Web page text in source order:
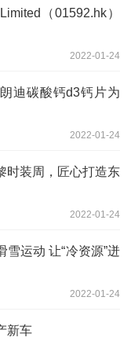
（01592.hk）
2022-01-24
迪碳酸钙d3钙片为
2022-01-24
时装周，匠心打造东
2022-01-24
雪运动 让“冷资源”迸
2022-01-24
新车